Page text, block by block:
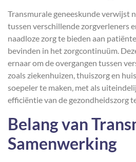
Transmurale geneeskunde verwijst
tussen verschillende zorgverleners
naadloze zorg te bieden aan
bevinden in het zorgcontinuüm.
ernaar om de overgangen tussen
zoals ziekenhuizen, thuiszorg en
soepeler te maken, met als
efficiëntie van de gezondheidszorg
Belang van
Samenwerking